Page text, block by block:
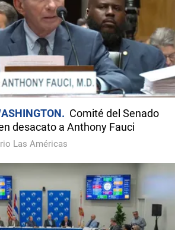
Comité del Senado
desacato a Anthony Fauci
Las Américas